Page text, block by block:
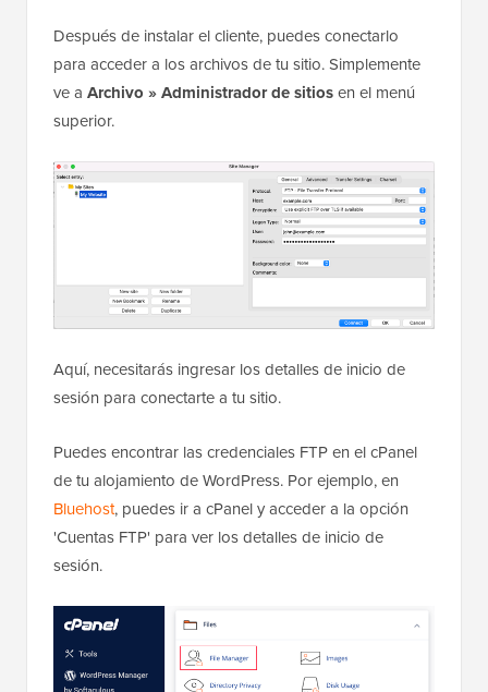
Después de instalar el cliente, puedes conectarlo
para acceder a los archivos de tu sitio. Simplemente
ve a Archivo » Administrador de sitiosen el menú
superior.
Aquí, necesitarás ingresar los detalles de inicio de
sesión para conectarte a tu sitio.
Puedes encontrar las credenciales FTP en el cPanel
de tu alojamiento de WordPress. Por ejemplo, en
Bluehost, puedes ir a cPanel y acceder a la opción
'Cuentas FTP' para ver los detalles de inicio de
sesión.